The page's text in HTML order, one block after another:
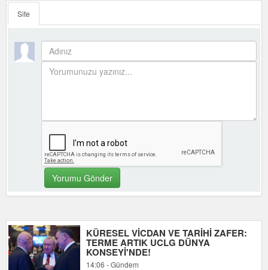
Site
KÜRESEL VİCDAN VE TARİHİ ZAFER:
TERME ARTIK UCLG DÜNYA
KONSEYİ'NDE!
14:06 - Gündem